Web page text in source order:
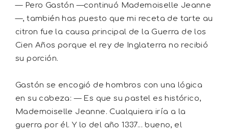
— Pero Gastón —continuó Mademoiselle Jeanne
—, también has puesto que mi receta de tarte au
citron fue la causa principal de la Guerra de los
Cien Años porque el rey de Inglaterra no recibió
su porción.
Gastón se encogió de hombros con una lógica
en su cabeza: — Es que su pastel es histórico,
Mademoiselle Jeanne. Cualquiera iría a la
guerra por él. Y lo del año 1337... bueno, el